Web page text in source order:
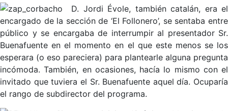
D. Jordi Évole, también catalán, era el
encargado de la sección de ‘El Follonero’, se sentaba entre
público y se encargaba de interrumpir al presentador Sr.
Buenafuente en el momento en el que este menos se los
esperara (o eso pareciera) para plantearle alguna pregunta
incómoda. También, en ocasiones, hacía lo mismo con el
invitado que tuviera el Sr. Buenafuente aquel día. Ocuparía
el rango de subdirector del programa.